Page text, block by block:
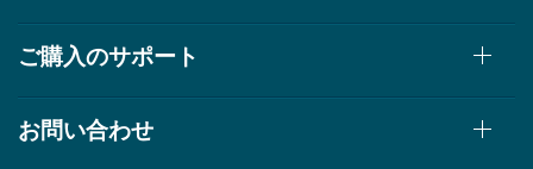
Real Tangerine - Pouch 2
oz
販売価格: AU$10.41
ご購入のサポート
お問い合わせ